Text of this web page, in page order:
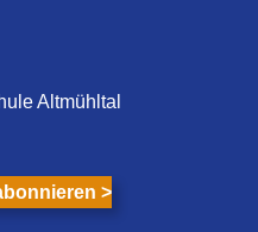
Altmühltal
>